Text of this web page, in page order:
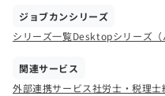
ジョブカンシリーズ
シリーズ一覧Desktopシリーズ（
関連サービス
外部連携サービス社労士・税理士